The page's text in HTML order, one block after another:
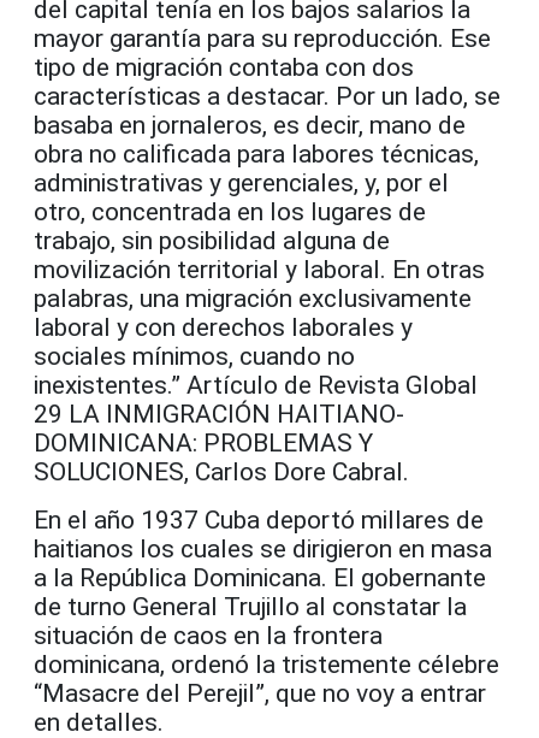
del capital tenía en los bajos salarios la
mayor garantía para su reproducción. Ese
tipo de migración contaba con dos
características a destacar. Por un lado, se
basaba en jornaleros, es decir, mano de
obra no calificada para labores técnicas,
administrativas y gerenciales, y, por el
otro, concentrada en los lugares de
trabajo, sin posibilidad alguna de
movilización territorial y laboral. En otras
palabras, una migración exclusivamente
laboral y con derechos laborales y
sociales mínimos, cuando no
inexistentes.” Artículo de Revista Global
29 LA INMIGRACIÓN HAITIANO-
DOMINICANA: PROBLEMAS Y
SOLUCIONES, Carlos Dore Cabral.
En el año 1937 Cuba deportó millares de
haitianos los cuales se dirigieron en masa
a la República Dominicana. El gobernante
de turno General Trujillo al constatar la
situación de caos en la frontera
dominicana, ordenó la tristemente célebre
“Masacre del Perejil”, que no voy a entrar
en detalles.